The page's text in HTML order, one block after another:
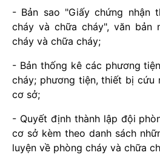
- Bản sao "Giấy chứng nhận
cháy và chữa cháy", văn bản
cháy và chữa cháy;
- Bản thống kê các phương
cháy; phương tiện, thiết bị cứu
cơ sở;
- Quyết định thành lập đội
cơ sở kèm theo danh sách
luyện về phòng cháy và chữa